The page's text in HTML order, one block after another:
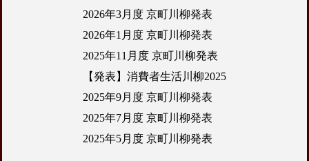
2026年3月度 京町川柳発表
2026年1月度 京町川柳発表
2025年11月度 京町川柳発表
【発表】消費者生活川柳2025
2025年9月度 京町川柳発表
2025年7月度 京町川柳発表
2025年5月度 京町川柳発表